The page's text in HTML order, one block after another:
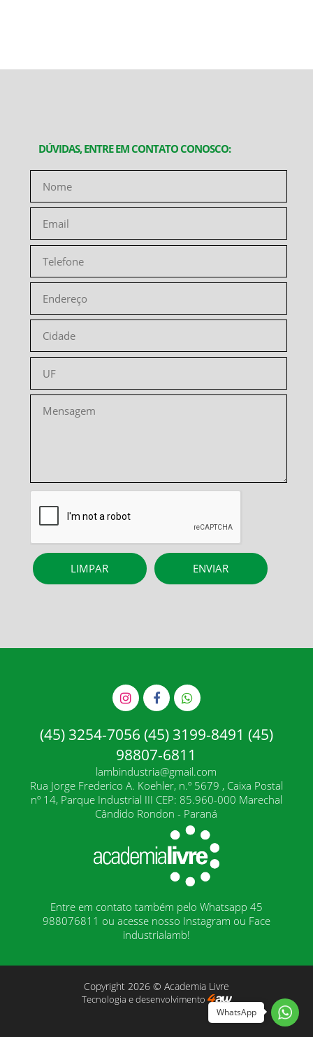
DÚVIDAS, ENTRE EM CONTATO CONOSCO:
(45) 3254-7056 (45) 3199-8491 (45)
98807-6811
lambindustria@gmail.com
Rua Jorge Frederico A. Koehler, n.º 5679 , Caixa Postal
nº 14, Parque Industrial III CEP: 85.960-000 Marechal
Cândido Rondon - Paraná
Entre em contato também pelo Whatsapp 45
988076811 ou acesse nosso Instagram ou Face
industrialamb!
Copyright 2026 © Academia Livre
Tecnologia e desenvolvimento
WhatsApp